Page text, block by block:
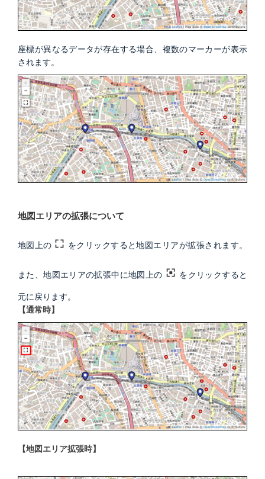
座標が異なるデータが存在する場合、複数のマーカーが表示
されます。
地図エリアの拡張について
地図上の をクリックすると地図エリアが拡張されます。
また、地図エリアの拡張中に地図上の をクリックすると
元に戻ります。
【通常時】
【地図エリア拡張時】